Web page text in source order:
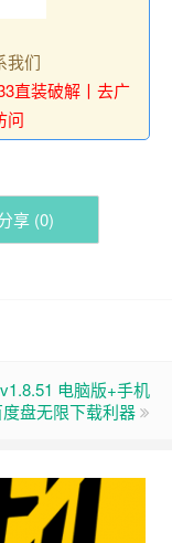
我们
直装破解丨去广
问
享 (0)
电脑版+手机
盘无限下载利器